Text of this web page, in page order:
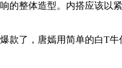
的整体造型。内搭应该以
款了，唐嫣用简单的白T